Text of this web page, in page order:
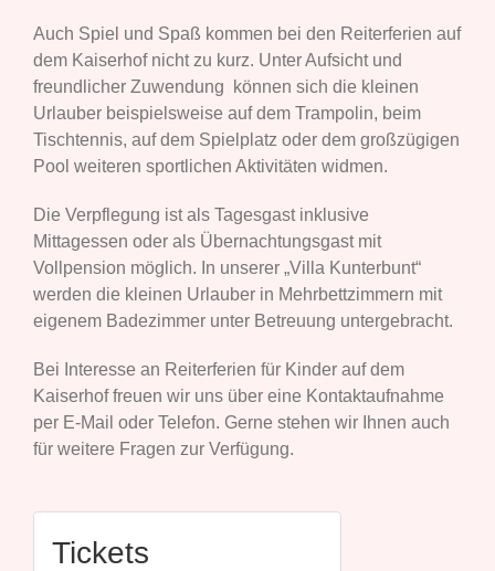
Auch Spiel und Spaß kommen bei den Reiterferien auf
dem Kaiserhof nicht zu kurz. Unter Aufsicht und
freundlicher Zuwendung können sich die kleinen
Urlauber beispielsweise auf dem Trampolin, beim
Tischtennis, auf dem Spielplatz oder dem großzügigen
Pool weiteren sportlichen Aktivitäten widmen.
Die Verpflegung ist als Tagesgast inklusive
Mittagessen oder als Übernachtungsgast mit
Vollpension möglich. In unserer „Villa Kunterbunt“
werden die kleinen Urlauber in Mehrbettzimmern mit
eigenem Badezimmer unter Betreuung untergebracht.
Bei Interesse an Reiterferien für Kinder auf dem
Kaiserhof freuen wir uns über eine Kontaktaufnahme
per E-Mail oder Telefon. Gerne stehen wir Ihnen auch
für weitere Fragen zur Verfügung.
Tickets